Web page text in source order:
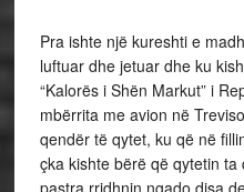
Pra ishte një kureshti e
luftuar dhe jetuar dhe ku
“Kalorës i Shën Markut” i
mbërrita me avion në
qendër të qytet, ku që në
çka kishte bërë që qytetin
pastra rridhnin ngado disa